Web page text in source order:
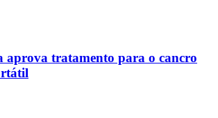
aprova tratamento para o cancro